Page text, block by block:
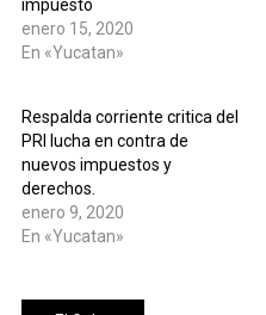
impuesto
enero 15, 2020
En «Yucatan»
Respalda corriente critica del
PRI lucha en contra de
nuevos impuestos y
derechos.
enero 9, 2020
En «Yucatan»